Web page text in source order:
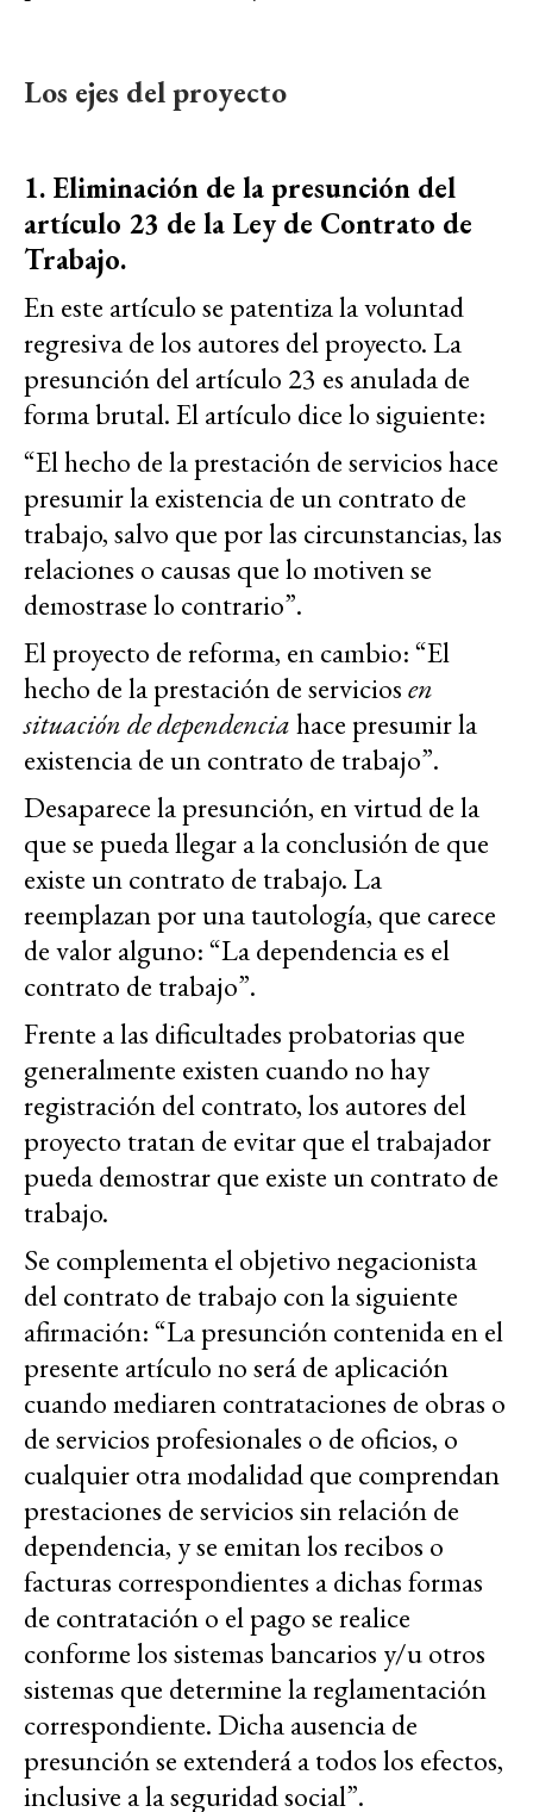
Los ejes del proyecto
1. Eliminación de la presunción del
artículo 23 de la Ley de Contrato de
Trabajo.
En este artículo se patentiza la voluntad
regresiva de los autores del proyecto. La
presunción del artículo 23 es anulada de
forma brutal. El artículo dice lo siguiente:
“El hecho de la prestación de servicios hace
presumir la existencia de un contrato de
trabajo, salvo que por las circunstancias, las
relaciones o causas que lo motiven se
demostrase lo contrario”.
El proyecto de reforma, en cambio: “El
hecho de la prestación de serviciosen
situación de dependenciahace presumir la
existencia de un contrato de trabajo”.
Desaparece la presunción, en virtud de la
que se pueda llegar a la conclusión de que
existe un contrato de trabajo. La
reemplazan por una tautología, que carece
de valor alguno: “La dependencia es el
contrato de trabajo”.
Frente a las dificultades probatorias que
generalmente existen cuando no hay
registración del contrato, los autores del
proyecto tratan de evitar que el trabajador
pueda demostrar que existe un contrato de
trabajo.
Se complementa el objetivo negacionista
del contrato de trabajo con la siguiente
afirmación: “La presunción contenida en el
presente artículo no será de aplicación
cuando mediaren contrataciones de obras o
de servicios profesionales o de oficios, o
cualquier otra modalidad que comprendan
prestaciones de servicios sin relación de
dependencia, y se emitan los recibos o
facturas correspondientes a dichas formas
de contratación o el pago se realice
conforme los sistemas bancarios y/u otros
sistemas que determine la reglamentación
correspondiente. Dicha ausencia de
presunción se extenderá a todos los efectos,
inclusive a la seguridad social”.